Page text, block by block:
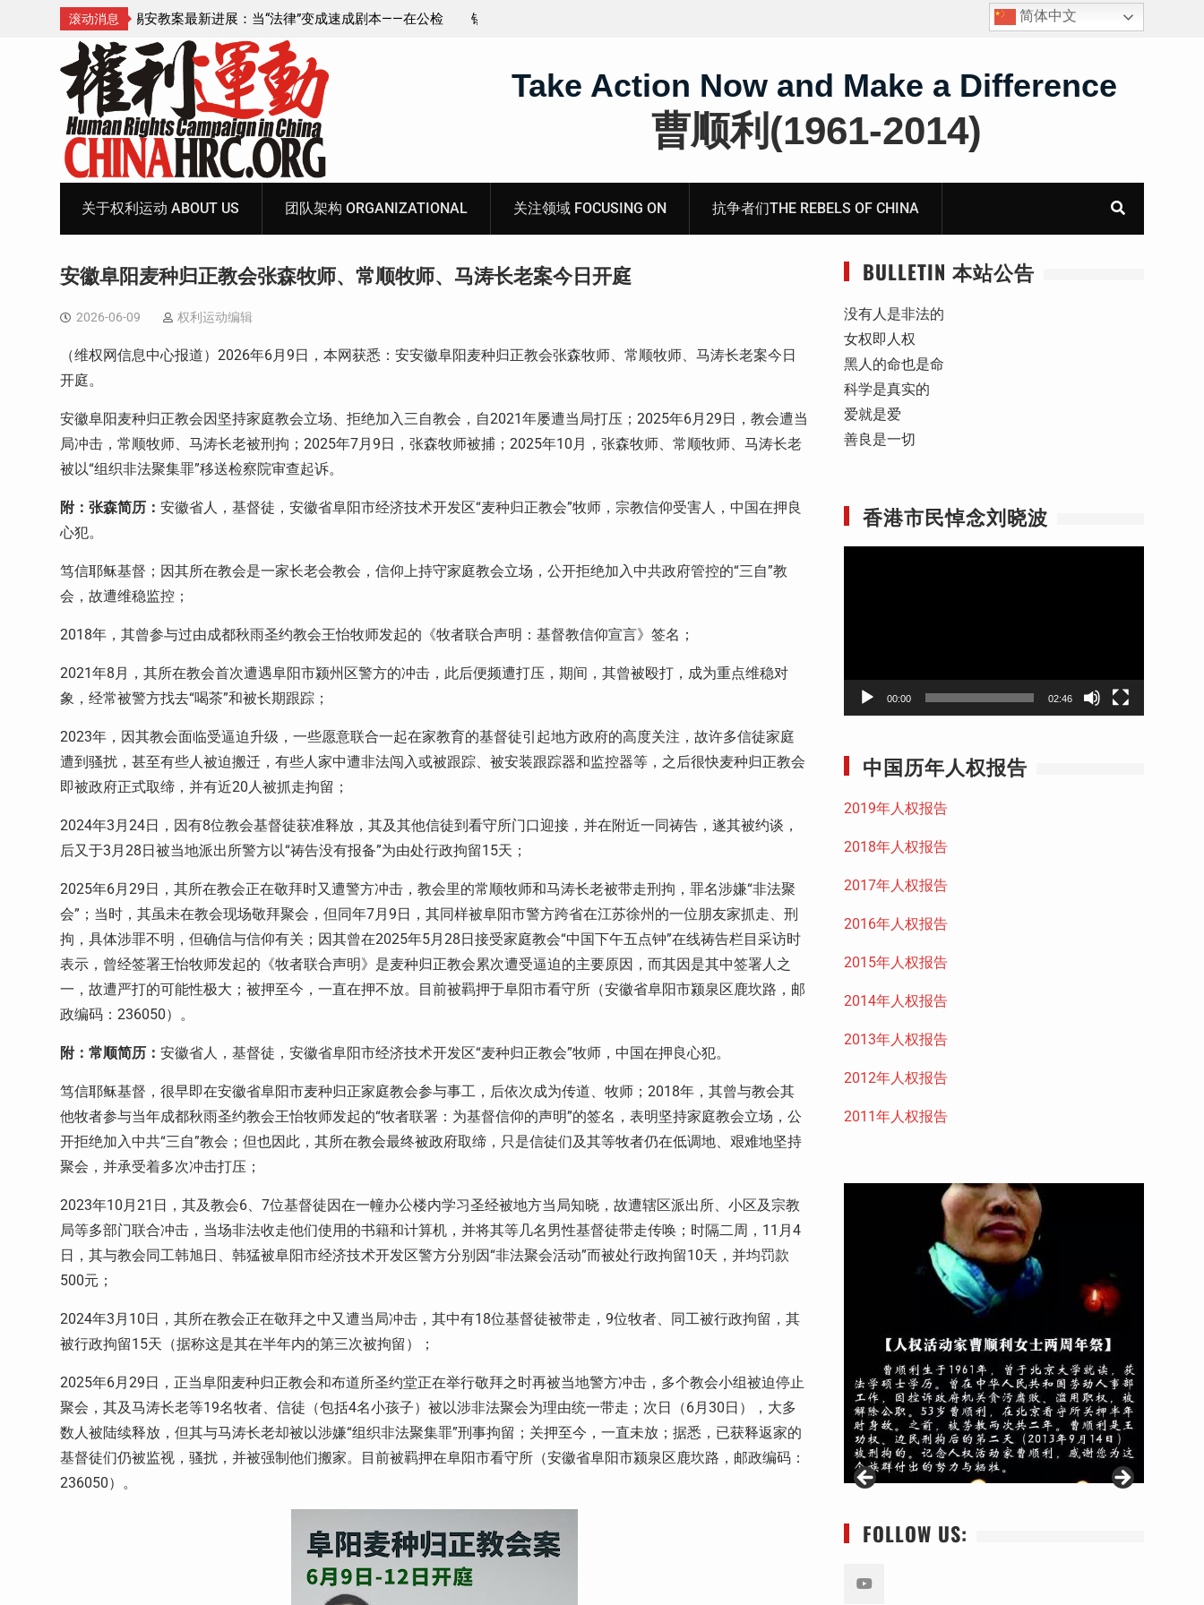
滚动消息
速成剧本——在公检 锡安教案王聪女士被抓更多细节曝光 之一
获刑8年的安徽省合肥市法轮功学员、软件工程师唐志
简体中文
Take Action Now and Make a Difference
曹顺利(1961-2014)
关于权利运动 ABOUT US 团队架构 ORGANIZATIONAL 关注领域 FOCUSING ON 抗争者们THE REBELS OF CHINA
安徽阜阳麦种归正教会张森牧师、常顺牧师、马涛长老案今日开庭
2026-06-09 权利运动编辑
（维权网信息中心报道） 2026年6月 9 日，本网获悉：安安徽阜阳麦种归正教会张森牧师、常顺牧师、马涛长老案今日
开庭。
安徽阜阳麦种归正教会因坚持家庭教会立场、拒绝加入三自教会，自2021 年屡遭当局打压； 2025年6月 29 日，教会遭当
局冲击，常顺牧师、马涛长老被刑拘； 2025年7月 9 日，张森牧师被捕； 2025年10月，张森牧师、常顺牧师、马涛长老
被以“组织非法聚集罪”移送检察院审查起诉。
附：张森简历： 安徽省人，基督徒，安徽省阜阳市经济技术开发区“麦种归正教会”牧师，宗教信仰受害人，中国在押良
心犯。
笃信耶稣基督；因其所在教会是一家长老会教会，信仰上持守家庭教会立场，公开拒绝加入中共政府管控的“三自”教
会，故遭维稳监控；
2018年，其曾参与过由成都秋雨圣约教会王怡牧师发起的《牧者联合声明：基督教信仰宣言》签名；
2021 年8月，其所在教会首次遭遇阜阳市颍州区警方的冲击，此后便频遭打压，期间，其曾被殴打，成为重点维稳对
象，经常被警方找去“喝茶”和被长期跟踪；
2023年，因其教会面临受逼迫升级，一些愿意联合一起在家教育的基督徒引起地方政府的高度关注，故许多信徒家庭
遭到骚扰，甚至有些人被迫搬迁，有些人家中遭非法闯入或被跟踪、被安装跟踪器和监控器等，之后很快麦种归正教会
即被政府正式取缔，并有近20人被抓走拘留；
2024年3月 24日，因有8位教会基督徒获准释放，其及其他信徒到看守所门口迎接，并在附近一同祷告，遂其被约谈，
后又于3月 28 日被当地派出所警方以“祷告没有报备”为由处行政拘留15天；
2025年6月 29 日，其所在教会正在敬拜时又遭警方冲击，教会里的常顺牧师和马涛长老被带走刑拘，罪名涉嫌“非法聚
会”；当时，其虽未在教会现场敬拜聚会，但同年7月 9 日，其同样被阜阳市警方跨省在江苏徐州的一位朋友家抓走、刑
拘，具体涉罪不明，但确信与信仰有关；因其曾在2025年5月 28 日接受家庭教会“中国下午五点钟”在线祷告栏目采访时
表示，曾经签署王怡牧师发起的《牧者联合声明》是麦种归正教会累次遭受逼迫的主要原因，而其因是其中签署人之
一，故遭严打的可能性极大；被押至今，一直在押不放。目前被羁押于阜阳市看守所（安徽省阜阳市颍泉区鹿坎路，邮
政编码： 236050）。
附：常顺简历： 安徽省人，基督徒，安徽省阜阳市经济技术开发区“麦种归正教会”牧师，中国在押良心犯。
笃信耶稣基督，很早即在安徽省阜阳市麦种归正家庭教会参与事工，后依次成为传道、牧师； 2018年，其曾与教会其
他牧者参与当年成都秋雨圣约教会王怡牧师发起的“牧者联署：为基督信仰的声明”的签名，表明坚持家庭教会立场，公
开拒绝加入中共“三自”教会；但也因此，其所在教会最终被政府取缔，只是信徒们及其等牧者仍在低调地、艰难地坚持
聚会，并承受着多次冲击打压；
2023年10月 21 日，其及教会6、 7位基督徒因在一幢办公楼内学习圣经被地方当局知晓，故遭辖区派出所、小区及宗教
局等多部门联合冲击，当场非法收走他们使用的书籍和计算机，并将其等几名男性基督徒带走传唤；时隔二周， 11 月 4
日，其与教会同工韩旭日、韩猛被阜阳市经济技术开发区警方分别因“非法聚会活动”而被处行政拘留10天，并均罚款
500元；
2024年3月 10 日，其所在教会正在敬拜之中又遭当局冲击，其中有18位基督徒被带走， 9位牧者、同工被行政拘留，其
被行政拘留15天（据称这是其在半年内的第三次被拘留）；
2025年6月 29 日，正当阜阳麦种归正教会和布道所圣约堂正在举行敬拜之时再被当地警方冲击，多个教会小组被迫停止
聚会，其及马涛长老等19名牧者、信徒（包括4名小孩子）被以涉非法聚会为理由统一带走；次日（6月 30 日），大多
数人被陆续释放，但其与马涛长老却被以涉嫌“组织非法聚集罪”刑事拘留；关押至今，一直未放；据悉，已获释返家的
基督徒们仍被监视，骚扰，并被强制他们搬家。目前被羁押在阜阳市看守所（安徽省阜阳市颍泉区鹿坎路，邮政编码：
236050）。
BULLETIN 本站公告
没有人是非法的
女权即人权
黑人的命也是命
科学是真实的
爱就是爱
善良是一切
香港市民悼念刘晓波
00:00 02:46
中国历年人权报告
2019年人权报告
2018年人权报告
2017年人权报告
2016年人权报告
2015年人权报告
2014年人权报告
2013年人权报告
2012年人权报告
2011年人权报告
FOLLOW US: